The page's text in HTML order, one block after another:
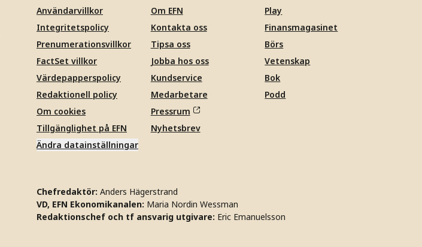
Användarvillkor
Integritetspolicy
Prenumerationsvillkor
FactSet villkor
Värdepapperspolicy
Redaktionell policy
Om cookies
Tillgänglighet på EFN
Ändra datainställningar
Om EFN
Kontakta oss
Tipsa oss
Jobba hos oss
Kundservice
Medarbetare
Pressrum
Nyhetsbrev
Play
Finansmagasinet
Börs
Vetenskap
Bok
Podd
Chefredaktör: Anders Hägerstrand
VD, EFN Ekonomikanalen: Maria Nordin Wessman
Redaktionschef och tf ansvarig utgivare: Eric Emanuelsson